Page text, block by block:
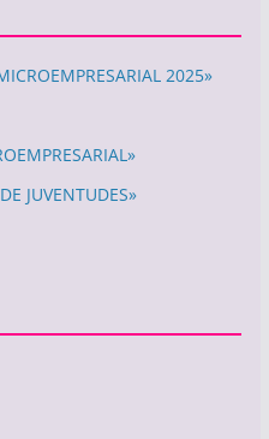
2025»
JUVENTUDES»